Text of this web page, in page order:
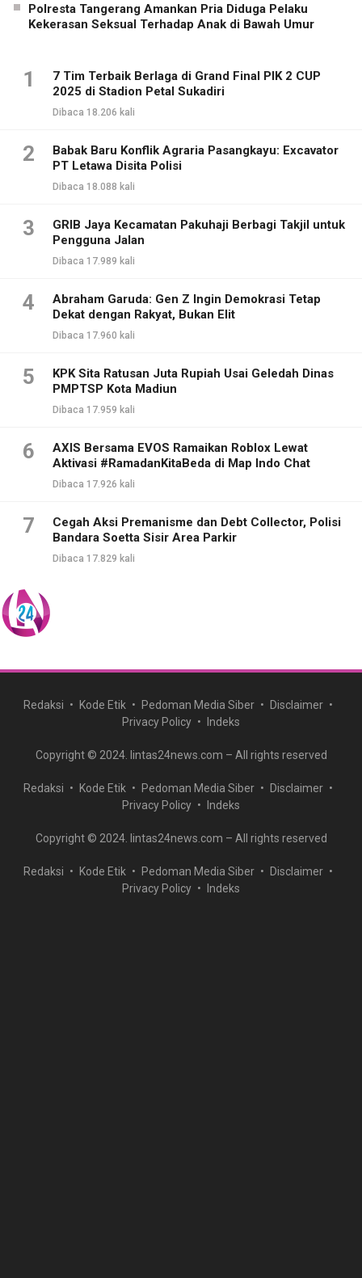
Polresta Tangerang Amankan Pria Diduga Pelaku
Kekerasan Seksual Terhadap Anak di Bawah Umur
1
7 Tim Terbaik Berlaga di Grand Final PIK 2 CUP
2025 di Stadion Petal Sukadiri
Dibaca 18.206 kali
2
Babak Baru Konflik Agraria Pasangkayu: Excavator
PT Letawa Disita Polisi
Dibaca 18.088 kali
3
GRIB Jaya Kecamatan Pakuhaji Berbagi Takjil untuk
Pengguna Jalan
Dibaca 17.989 kali
4
Abraham Garuda: Gen Z Ingin Demokrasi Tetap
Dekat dengan Rakyat, Bukan Elit
Dibaca 17.960 kali
5
KPK Sita Ratusan Juta Rupiah Usai Geledah Dinas
PMPTSP Kota Madiun
Dibaca 17.959 kali
6
AXIS Bersama EVOS Ramaikan Roblox Lewat
Aktivasi #RamadanKitaBeda di Map Indo Chat
Dibaca 17.926 kali
7
Cegah Aksi Premanisme dan Debt Collector, Polisi
Bandara Soetta Sisir Area Parkir
Dibaca 17.829 kali
Redaksi Kode Etik Pedoman Media Siber
Disclaimer
Privacy Policy
Indeks
Copyright © 2024. lintas24news.com – All rights reserved
Redaksi Kode Etik Pedoman Media Siber
Disclaimer
Privacy Policy
Indeks
Copyright © 2024. lintas24news.com – All rights reserved
Redaksi Kode Etik Pedoman Media Siber
Disclaimer
Privacy Policy
Indeks